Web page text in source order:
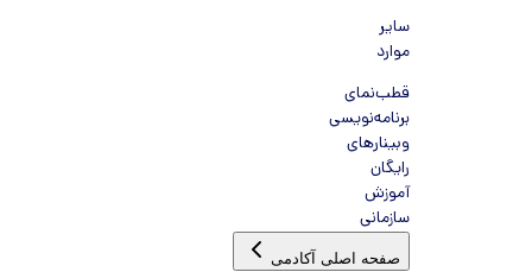
سایر
موارد
قطب‌نمای
برنامه‌نویسی
وبینارهای
رایگان
آموزش
سازمانی
صفحه اصلی آکادمی